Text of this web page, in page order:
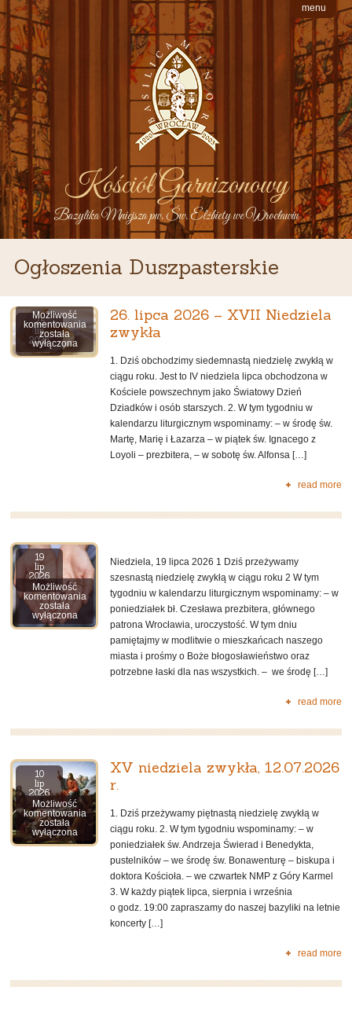
menu
Kościół Garnizonowy
Bazylika Mniejsza pw. Św. Elżbiety we Wrocławiu
Ogłoszenia Duszpasterskie
25
lip
2026
Możliwość
komentowania26.
lipca
2026
–
Niedziela
zwykła
została
wyłączona
26. lipca 2026 – XVII Niedziela
zwykła
1. Dziś obchodzimy siedemnastą niedzielę zwykłą w
ciągu roku. Jest to IV niedziela lipca obchodzona w
Kościele powszechnym jako Światowy Dzień
Dziadków i osób starszych. 2. W tym tygodniu w
kalendarzu liturgicznym wspominamy: – w środę św.
Martę, Marię i Łazarza – w piątek św. Ignacego z
Loyoli – prezbitera, – w sobotę św. Alfonsa […]
read more
19
lip
2026
Możliwość
komentowania
została
wyłączona
Niedziela, 19 lipca 2026 1 Dziś przeżywamy
szesnastą niedzielę zwykłą w ciągu roku 2 W tym
tygodniu w kalendarzu liturgicznym wspominamy: – w
poniedziałek bł. Czesława prezbitera, głównego
patrona Wrocławia, uroczystość. W tym dniu
pamiętajmy w modlitwie o mieszkańcach naszego
miasta i prośmy o Boże błogosławieństwo oraz
potrzebne łaski dla nas wszystkich. – we środę […]
read more
10
lip
2026
Możliwość
komentowaniaXV
niedziela
zwykła,
12.07.2026
została
wyłączona
XV niedziela zwykła, 12.07.2026
r.
1. Dziś przeżywamy piętnastą niedzielę zwykłą w
ciągu roku. 2. W tym tygodniu wspominamy: – w
poniedziałek św. Andrzeja Świerad i Benedykta,
pustelników – we środę św. Bonawenturę – biskupa i
doktora Kościoła. – we czwartek NMP z Góry Karmel
3. W każdy piątek lipca, sierpnia i września
o godz. 19:00 zapraszamy do naszej bazyliki na letnie
koncerty […]
read more